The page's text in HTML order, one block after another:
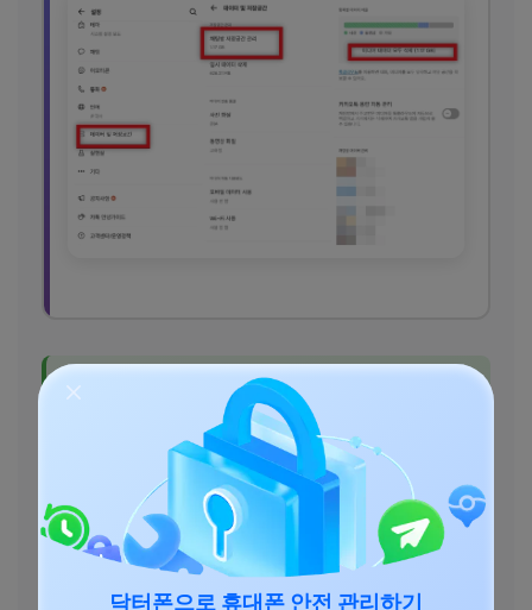
자동 관리 활성화 팁
'채팅방 저장공간 관리'에서'카카오톡 용
량 자동 관리'
를 활성화하면 채팅방에서 주
고받은 미디어를 톡클라우드에 자동으로
백업하고 기기에서는 삭제하여, 카카오톡
앱을 가볍게 쓸 수 있습니다.
닥터폰으로 휴대폰 안전 관리하기